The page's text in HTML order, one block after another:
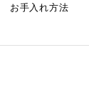
お手入れ方法